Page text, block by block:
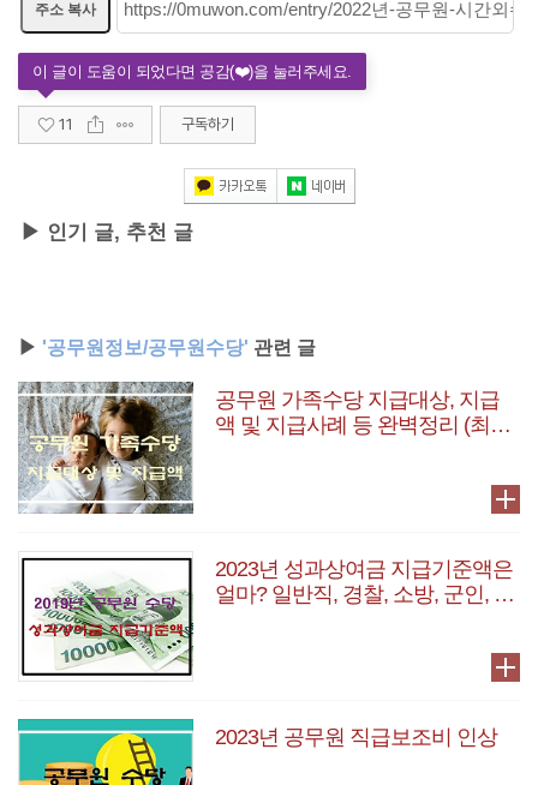
주소 복사
11 구독하기
▶ 인기 글, 추천 글
▶ '공무원정보/공무원수당' 관련 글
공무원 가족수당 지급대상, 지급
액 및 지급사례 등 완벽정리 (최신
2023년 성과상여금 지급기준액은
얼마? 일반직, 경찰, 소방, 군인, 교
2023년 공무원 직급보조비 인상